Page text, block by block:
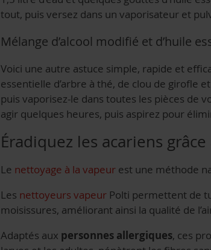
tout, puis versez dans un vaporisateur et
Mélange d’alcool modifié et d’huile
Voici une autre astuce simple, rapide et
essentielle d’arbre à thé, de clou de girofle
puis vaporisez-le dans toutes les pièces de
agir quelques heures, puis aspirez pour
Éradiquez les acariens
Le nettoyage à la vapeur est une méthode
Les nettoyeurs vapeur Polti permettent de
moisissures, améliorant ainsi la qualité de
Adaptés aux personnes allergiques, ces